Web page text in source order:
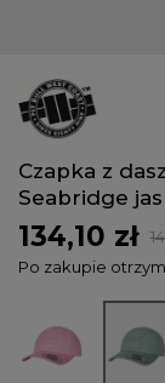
Czapka z
Seabridge
134,10 zł
Po zakupie